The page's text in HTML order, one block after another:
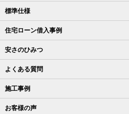
標準仕様
住宅ローン借入事例
安さのひみつ
よくある質問
施工事例
お客様の声